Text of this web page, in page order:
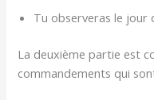
Tu observeras le
La deuxième partie est
commandements qui